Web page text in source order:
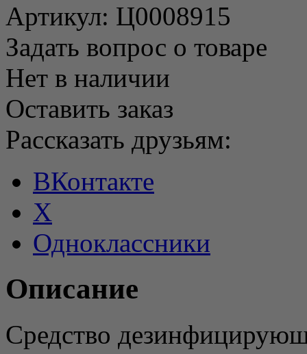
Артикул: Ц0008915
Задать вопрос о товаре
Нет в наличии
Оставить заказ
Рассказать друзьям:
ВКонтакте
X
Одноклассники
Описание
Средство